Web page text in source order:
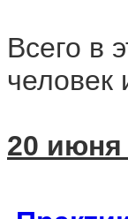
Всего в
человек
20 июня